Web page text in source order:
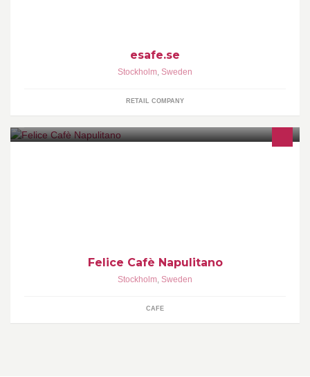
esafe.se
Stockholm, Sweden
RETAIL COMPANY
Felice Cafè Napulitano
Stockholm, Sweden
CAFE